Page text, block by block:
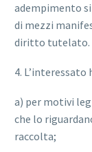
adempimento
di mezzi
diritto tutelato.
4.
a) per motivi
che lo
raccolta;